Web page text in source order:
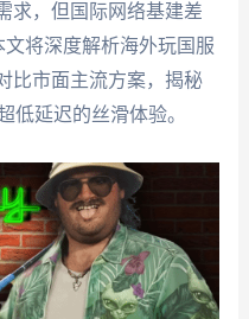
求，但国际网络基建差
文将深度解析海外玩国服
比市面主流方案，揭秘
低延迟的丝滑体验。